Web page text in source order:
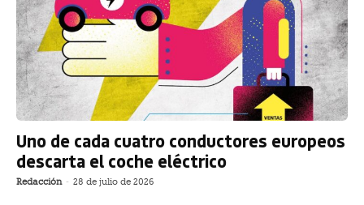
Uno de cada cuatro conductores europeos
descarta el coche eléctrico
Redacción - 28 de julio de 2026